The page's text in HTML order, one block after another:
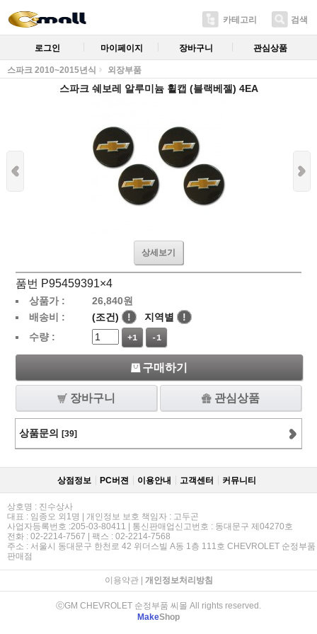
카테고리 검색
로그인 마이페이지 장바구니 관심상품
스파크 2010~2015년식 외장부품
스파크 쉐보레 알루미늄 휠캡 (블랙베젤) 4EA
상세보기
품번 P95459391×4
상품가 : 26,840원
배송비 :
(조건) ! 지역별
!
수량 :
+1 -1
구매하기
장바구니 관심상품
상품문의 [39]
상점정보 PC버젼 이용안내 고객센터 커뮤니티
상호명 : 진수상사
대표 : 임종오 외1명 | 개인정보 보호 책임자 : 고두곤
사업자등록번호 :205-03-80411 | 통신판매업신고번호 : 동대문구 제04270호
전화 : 02-2214-7567 | 팩스 : 02-2214-7568
주소 : 서울시 동대문구 한천로 42 위더스빌 A동 1층 111호 CHEVROLET 순정부품
판매점
이용약관| 개인정보처리방침
ⓒGM CHEVROLET 순정부품 씨몰 All rights reserved.
MakeShop